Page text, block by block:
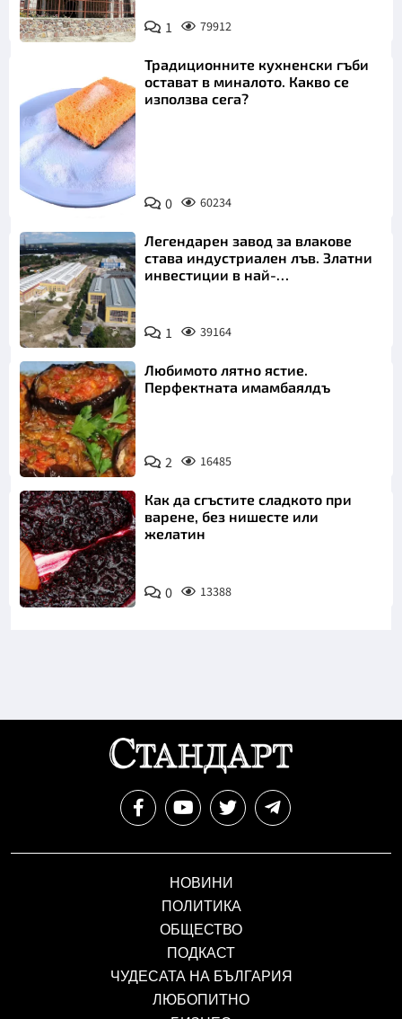
1 79912
Снимка:
Пиксабей
Традиционните кухненски гъби
остават в миналото. Какво се
използва сега?
0 60234
Легендарен завод за влакове
става индустриален лъв. Златни
инвестиции в най-
1 39164
Любимото лятно ястие.
Перфектната имамбаялдъ
2 16485
Как да сгъстите сладкото при
варене, без нишесте или
желатин
0 13388
НОВИНИ
ПОЛИТИКА
ОБЩЕСТВО
ПОДКАСТ
ЧУДЕСАТА НА БЪЛГАРИЯ
ЛЮБОПИТНО